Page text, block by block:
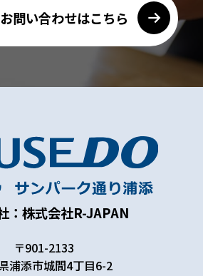
お問い合わせはこちら
：株式会社R-JAPAN
〒901-2133
浦添市城間4丁目6-2